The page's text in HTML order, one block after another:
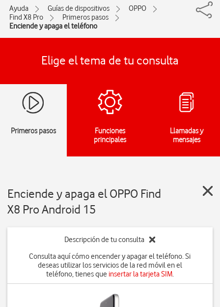
Ayuda Guías de dispositivos
OPPO
Find X8 Pro
Primeros pasos
Enciende y apaga el teléfono
Elige el tema de tu consulta
Primeros pasos
Funciones
principales
Llamadas y
mensajes
Enciende y apaga el OPPO Find
X8 Pro Android 15
Descripción de tu consulta
Consulta aquí cómo encender y apagar el teléfono. Si
deseas utilizar los servicios de la red móvil en el
teléfono, tienes que insertar la tarjeta SIM.